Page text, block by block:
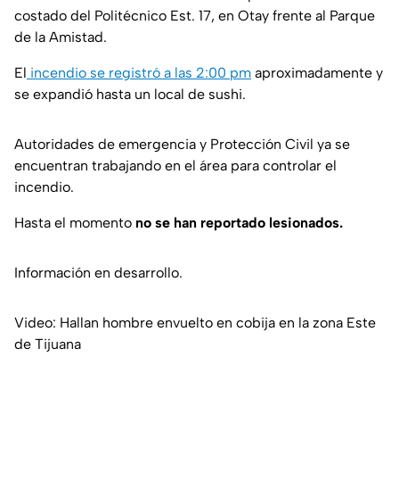
costado del Politécnico Est. 17, en Otay frente al Parque
de la Amistad.
El incendio se registró a las 2:00 pm aproximadamente y
se expandió hasta un local de sushi.
Autoridades de emergencia y Protección Civil ya se
encuentran trabajando en el área para controlar el
incendio.
Hasta el momento no se han reportado lesionados.
Información en desarrollo.
Video: Hallan hombre envuelto en cobija en la zona Este
de Tijuana